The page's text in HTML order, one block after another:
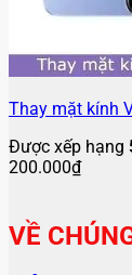
Thay mặt kính
Được xếp hạng
200.000₫
VỀ